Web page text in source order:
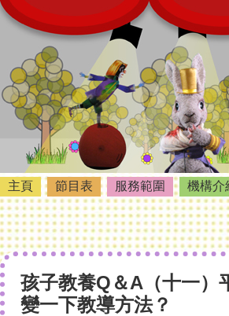
主頁 節目表 服務範圍 機構介
孩子教養Q＆A（十一）
變一下教導方法？